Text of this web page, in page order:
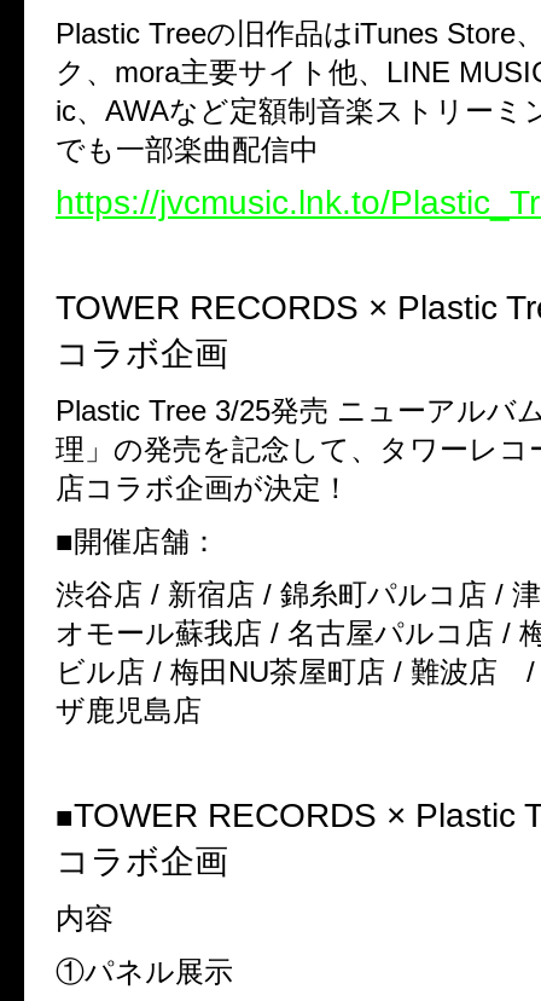
Plastic Treeの旧作品はiTunes Store
ク、 mora主要サイト他、 LINE
ic、 AWAなど定額制音楽ストリーミ
でも一部楽曲配信中
https://jvcmusic.lnk.to/
TOWER RECORDS × Plastic
コラボ企画
Plastic Tree 3/25発売 ニューアルバ
理」の発売を記念して、タワーレコ
店コラボ企画が決定！
■開催店舗：
渋谷店 / 新宿店 / 錦糸町パルコ店 /
オモール蘇我店 / 名古屋パルコ店 /
ビル店 / 梅田 NU茶屋町店 / 難波店
ザ鹿児島店
■TOWER RECORDS × Plastic
コラボ企画
内容
①パネル展示